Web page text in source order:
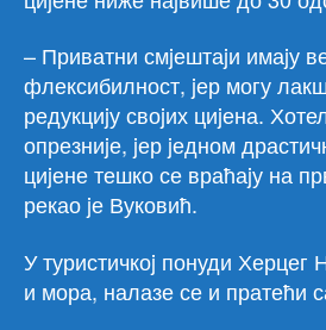
– Приватни смjештаjи имаjу
флексибилност, jер могу
редукциjу своjих циjена.
опрезниjе, jер jедном
циjене тешко се враћаjу на
рекао jе Вуковић.
У туристичкоj понуди Херцег
и мора, налазе се и пратећи